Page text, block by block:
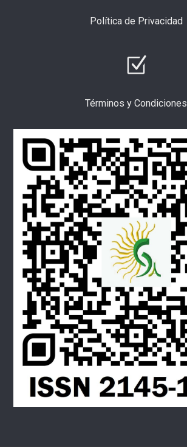
Política de Privacidad
Términos y Condiciones